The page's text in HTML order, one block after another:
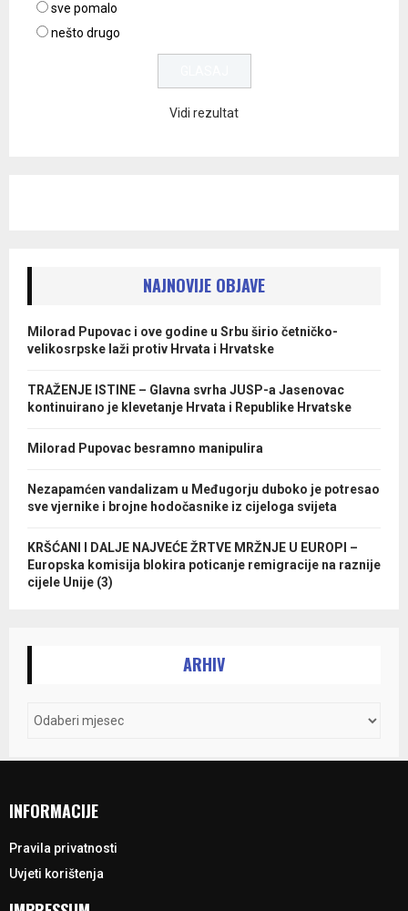
sve pomalo
nešto drugo
Vidi rezultat
NAJNOVIJE OBJAVE
Milorad Pupovac i ove godine u Srbu širio četničko-
velikosrpske laži protiv Hrvata i Hrvatske
TRAŽENJE ISTINE – Glavna svrha JUSP-a Jasenovac
kontinuirano je klevetanje Hrvata i Republike Hrvatske
Milorad Pupovac besramno manipulira
Nezapamćen vandalizam u Međugorju duboko je potresao
sve vjernike i brojne hodočasnike iz cijeloga svijeta
KRŠĆANI I DALJE NAJVEĆE ŽRTVE MRŽNJE U EUROPI –
Europska komisija blokira poticanje remigracije na raznije
cijele Unije (3)
ARHIV
INFORMACIJE
Pravila privatnosti
Uvjeti korištenja